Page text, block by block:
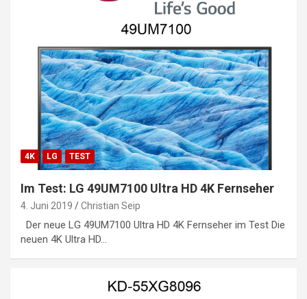
4K LG TEST
Im Test: LG 49UM7100 Ultra HD 4K Fernseher
4. Juni 2019 Christian Seip
Der neue LG 49UM7100 Ultra HD 4K Fernseher im Test Die
neuen 4K Ultra HD…